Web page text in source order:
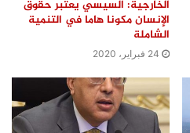
الخارجية: السيسي يعتبر حقوق
الإنسان مكونا هاما في التنمية
الشاملة
24 فبراير، 2020